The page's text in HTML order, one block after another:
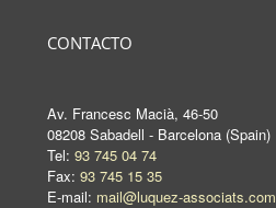
CONTACTO
Av. Francesc Macià, 46-50
08208 Sabadell - Barcelona (Spain)
Tel: 93 745 04 74
Fax: 93 745 15 35
E-mail: mail@luquez-associats.com